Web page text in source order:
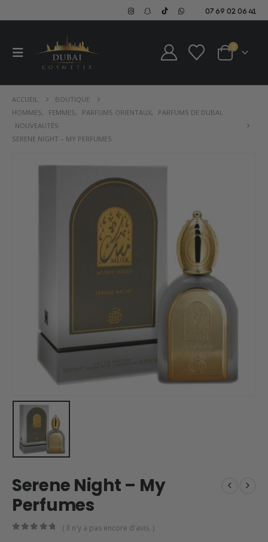
07 69 02 06 41
0
ACCUEIL
BOUTIQUE
HOMMES, FEMMES, PARFUMS ORIENTAUX, PARFUMS DE DUBAI,
NOUVEAUTÉS
SERENE NIGHT – MY PERFUMES
Serene Night – My
Perfumes
( Il n'y a pas encore d'avis. )